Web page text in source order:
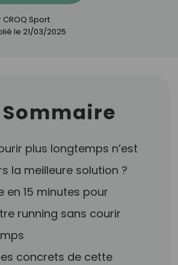
CROQ Sport
le 21/03/2025
Sommaire
plus longtemps n’est
la meilleure solution ?
en 15 minutes pour
running sans courir
concrets de cette